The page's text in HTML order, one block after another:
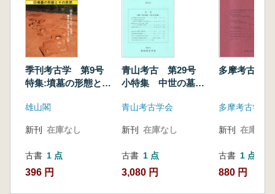
季刊考古学 第9号
特集:墳墓の形態とそ
雄山閣
新刊 在庫なし
古書 1 点
396 円
青山考古 第29号
小特集 中世の墓
青山考古学会
新刊 在庫なし
古書 1 点
3,080 円
多摩考古 22
多摩考古学研
新刊 在庫なし
古書 1 点
880 円